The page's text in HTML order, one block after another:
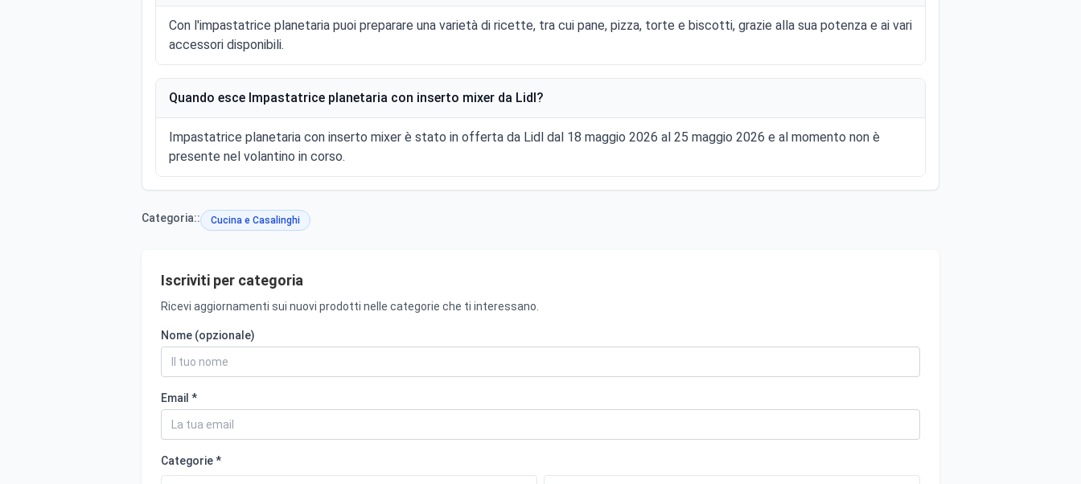
Con l'impastatrice planetaria puoi preparare una varietà di ricette, tra cui pane, pizza, torte e biscotti, grazie alla sua potenza e ai vari
accessori disponibili.
Quando esce Impastatrice planetaria con inserto mixer da Lidl?
Impastatrice planetaria con inserto mixer è stato in offerta da Lidl dal 18 maggio 2026 al 25 maggio 2026 e al momento non è
presente nel volantino in corso.
Categoria:: Cucina e Casalinghi
Iscriviti per categoria
Ricevi aggiornamenti sui nuovi prodotti nelle categorie che ti interessano.
Nome (opzionale)
Email *
Categorie *